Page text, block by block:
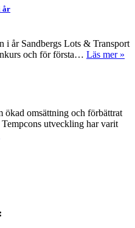
år
i år Sandbergs Lots & Transport
och för första… Läs mer »
ökad omsättning och förbättrat
utveckling har varit